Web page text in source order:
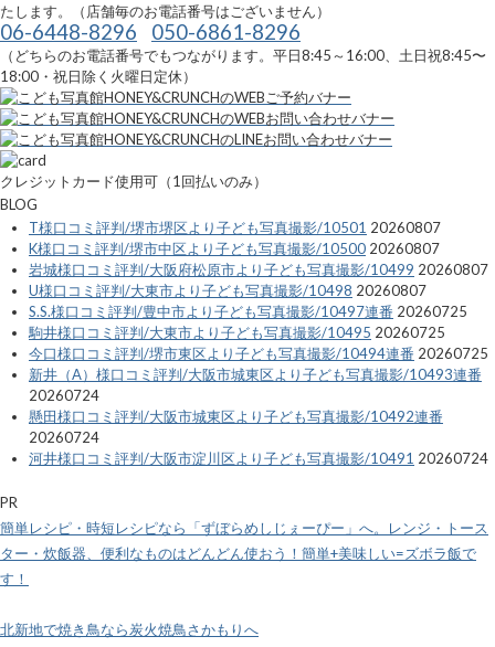
たします。（店舗毎のお電話番号はございません）
06-6448-8296 050-6861-8296
（どちらのお電話番号でもつながります。平日8:45～16:00、土日祝8:45〜
18:00・祝日除く火曜日定休）
クレジットカード使用可（1回払いのみ）
BLOG
T様口コミ評判/堺市堺区より子ども写真撮影/10501 20260807
K様口コミ評判/堺市中区より子ども写真撮影/10500 20260807
岩城様口コミ評判/大阪府松原市より子ども写真撮影/10499 20260807
U様口コミ評判/大東市より子ども写真撮影/10498 20260807
S.S.様口コミ評判/豊中市より子ども写真撮影/10497連番 20260725
駒井様口コミ評判/大東市より子ども写真撮影/10495 20260725
今口様口コミ評判/堺市東区より子ども写真撮影/10494連番 20260725
新井（A）様口コミ評判/大阪市城東区より子ども写真撮影/10493連番
20260724
懸田様口コミ評判/大阪市城東区より子ども写真撮影/10492連番
20260724
河井様口コミ評判/大阪市淀川区より子ども写真撮影/10491 20260724
PR
簡単レシピ・時短レシピなら「ずぼらめしじぇーぴー」へ。レンジ・トース
ター・炊飯器、便利なものはどんどん使おう！簡単+美味しい=ズボラ飯で
す！
北新地で焼き鳥なら炭火焼鳥さかもりへ